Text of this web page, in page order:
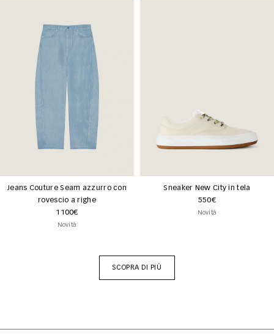
Jeans Couture Seam azzurro con
rovescio a righe
1100€
Novità
Sneaker New City in tela
550€
Novità
SCOPRA DI PIÙ